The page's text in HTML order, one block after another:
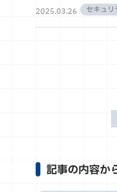
2025.03.26 セキュリ
記事の内容か